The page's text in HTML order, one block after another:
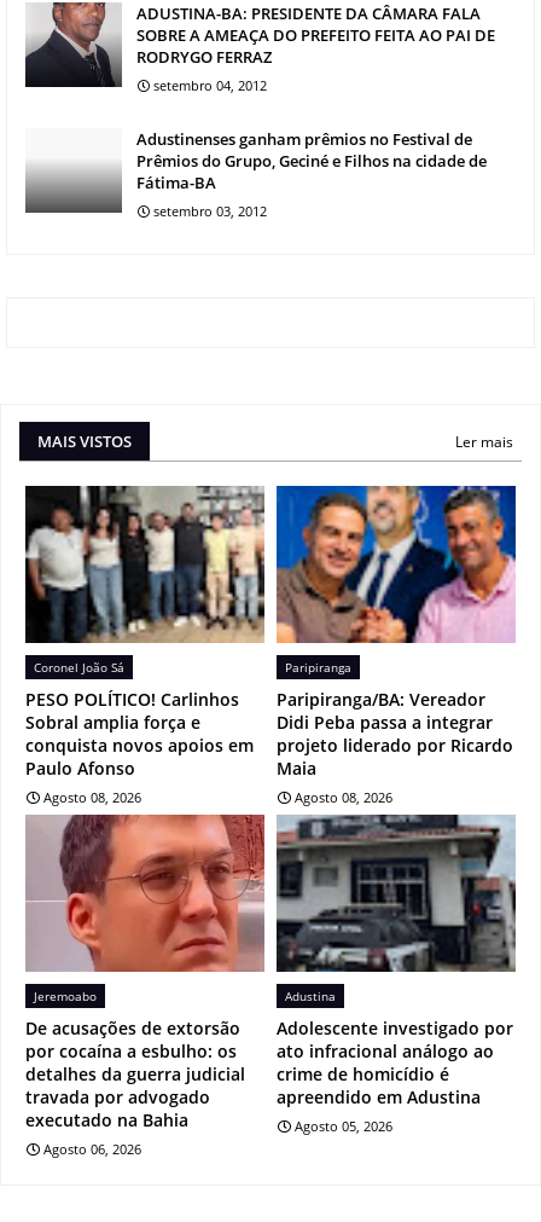
ADUSTINA-BA: PRESIDENTE DA CÂMARA FALA
SOBRE A AMEAÇA DO PREFEITO FEITA AO PAI DE
RODRYGO FERRAZ
setembro 04, 2012
Adustinenses ganham prêmios no Festival de
Prêmios do Grupo, Geciné e Filhos na cidade de
Fátima-BA
setembro 03, 2012
MAIS VISTOS Ler mais
Coronel João Sá
PESO POLÍTICO! Carlinhos
Sobral amplia força e
conquista novos apoios em
Paulo Afonso
Agosto 08, 2026
Paripiranga
Paripiranga/BA: Vereador
Didi Peba passa a integrar
projeto liderado por Ricardo
Maia
Agosto 08, 2026
Jeremoabo
De acusações de extorsão
por cocaína a esbulho: os
detalhes da guerra judicial
travada por advogado
executado na Bahia
Agosto 06, 2026
Adustina
Adolescente investigado por
ato infracional análogo ao
crime de homicídio é
apreendido em Adustina
Agosto 05, 2026